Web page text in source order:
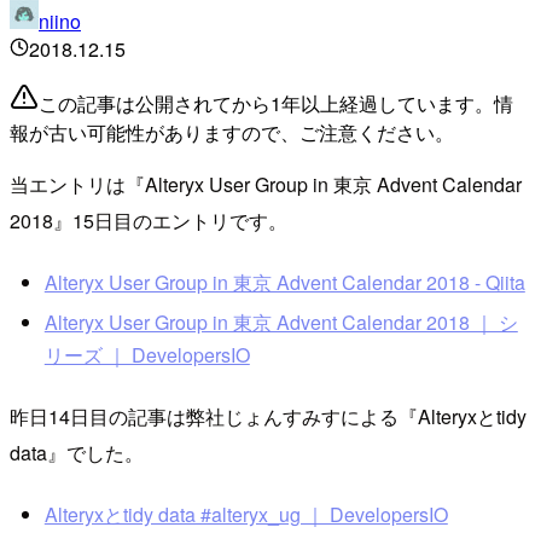
niino
2018.12.15
この記事は公開されてから1年以上経過しています。情
報が古い可能性がありますので、ご注意ください。
当エントリは『Alteryx User Group in 東京 Advent Calendar
2018』15日目のエントリです。
Alteryx User Group in 東京 Advent Calendar 2018 - Qiita
Alteryx User Group in 東京 Advent Calendar 2018 ｜ シ
リーズ ｜ DevelopersIO
昨日14日目の記事は弊社じょんすみすによる『Alteryxとtidy
data』でした。
Alteryxとtidy data #alteryx_ug ｜ DevelopersIO